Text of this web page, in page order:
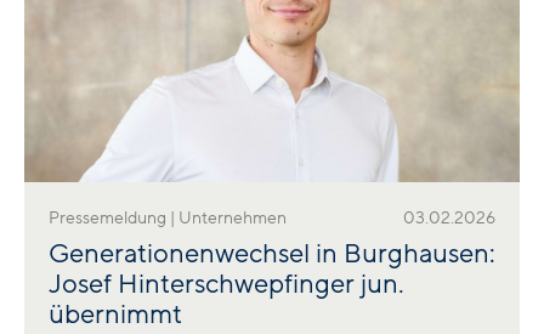
Pressemeldung | Unternehmen 03.02.2026
Generationenwechsel in Burghausen:
Josef Hinterschwepfinger jun.
übernimmt